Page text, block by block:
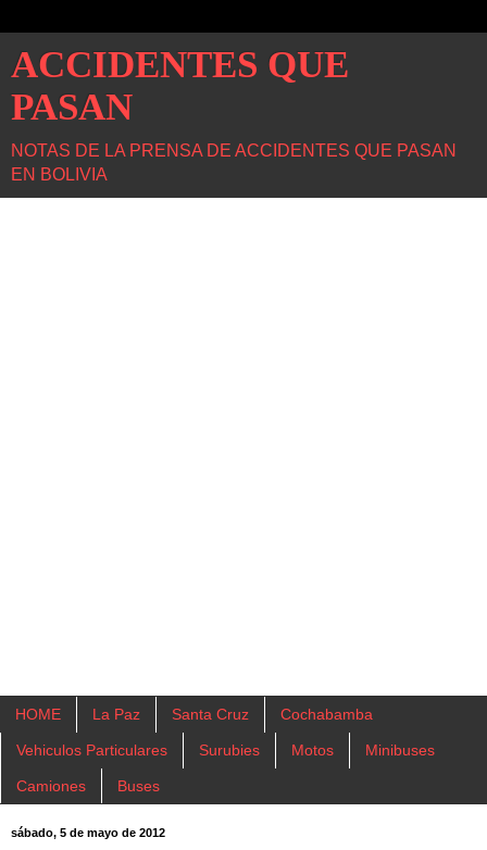
ACCIDENTES QUE
PASAN
NOTAS DE LA PRENSA DE ACCIDENTES QUE PASAN
EN BOLIVIA
HOME La Paz Santa Cruz Cochabamba
Vehiculos Particulares Surubies Motos Minibuses
Camiones Buses
sábado, 5 de mayo de 2012